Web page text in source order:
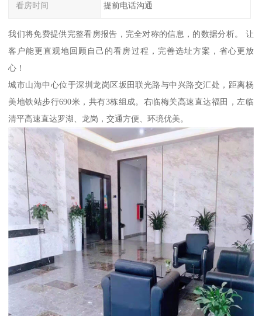
看房时间 提前电话沟通
我们将免费提供完整看房报告，完全对称的信息，的数据分析。 让
客户能更直观地回顾自己的看房过程，完善选址方案，省心更放
心！
城市山海中心位于深圳龙岗区坂田联光路与中兴路交汇处，距离杨
美地铁站步行690米，共有3栋组成。右临梅关高速直达福田，左临
清平高速直达罗湖、龙岗，交通方便、环境优美。